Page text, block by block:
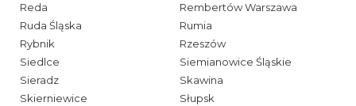
Reda
Rembertów Warszawa
Ruda Śląska
Rumia
Rybnik
Rzeszów
Siedlce
Siemianowice Śląskie
Sieradz
Skawina
Skierniewice
Słupsk